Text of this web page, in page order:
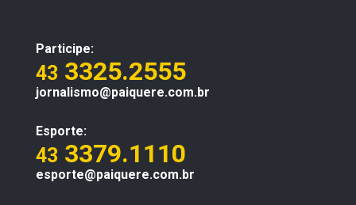
Participe:
43 3325.2555
jornalismo@paiquere.com.br
Esporte:
43 3379.1110
esporte@paiquere.com.br